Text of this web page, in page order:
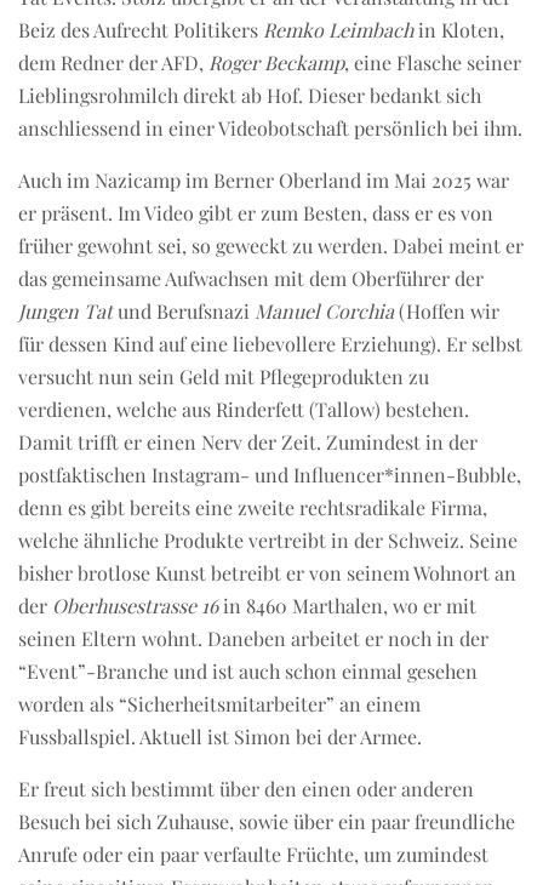
Beiz des Aufrecht Politikers Remko Leimbachin Kloten,
dem Redner der AFD, Roger Beckamp, eine Flasche seiner
Lieblingsrohmilch direkt ab Hof. Dieser bedankt sich
anschliessend in einer Videobotschaft persönlich bei ihm.
Auch im Nazicamp im Berner Oberland im Mai 2025 war
er präsent. Im Video gibt er zum Besten, dass er es von
früher gewohnt sei, so geweckt zu werden. Dabei meint er
das gemeinsame Aufwachsen mit dem Oberführer der
Jungen Tatund Berufsnazi Manuel Corchia(Hoffen wir
für dessen Kind auf eine liebevollere Erziehung). Er selbst
versucht nun sein Geld mit Pflegeprodukten zu
verdienen, welche aus Rinderfett (Tallow) bestehen.
Damit trifft er einen Nerv der Zeit. Zumindest in der
postfaktischen Instagram- und Influencer*innen-Bubble,
denn es gibt bereits eine zweite rechtsradikale Firma,
welche ähnliche Produkte vertreibt in der Schweiz. Seine
bisher brotlose Kunst betreibt er von seinem Wohnort an
der Oberhusestrasse 16in 8460 Marthalen, wo er mit
seinen Eltern wohnt. Daneben arbeitet er noch in der
“Event”-Branche und ist auch schon einmal gesehen
worden als “Sicherheitsmitarbeiter” an einem
Fussballspiel. Aktuell ist Simon bei der Armee.
Er freut sich bestimmt über den einen oder anderen
Besuch bei sich Zuhause, sowie über ein paar freundliche
Anrufe oder ein paar verfaulte Früchte, um zumindest